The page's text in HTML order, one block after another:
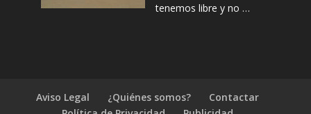
tenemos libre y no …
Aviso Legal ¿Quiénes somos?
Contactar